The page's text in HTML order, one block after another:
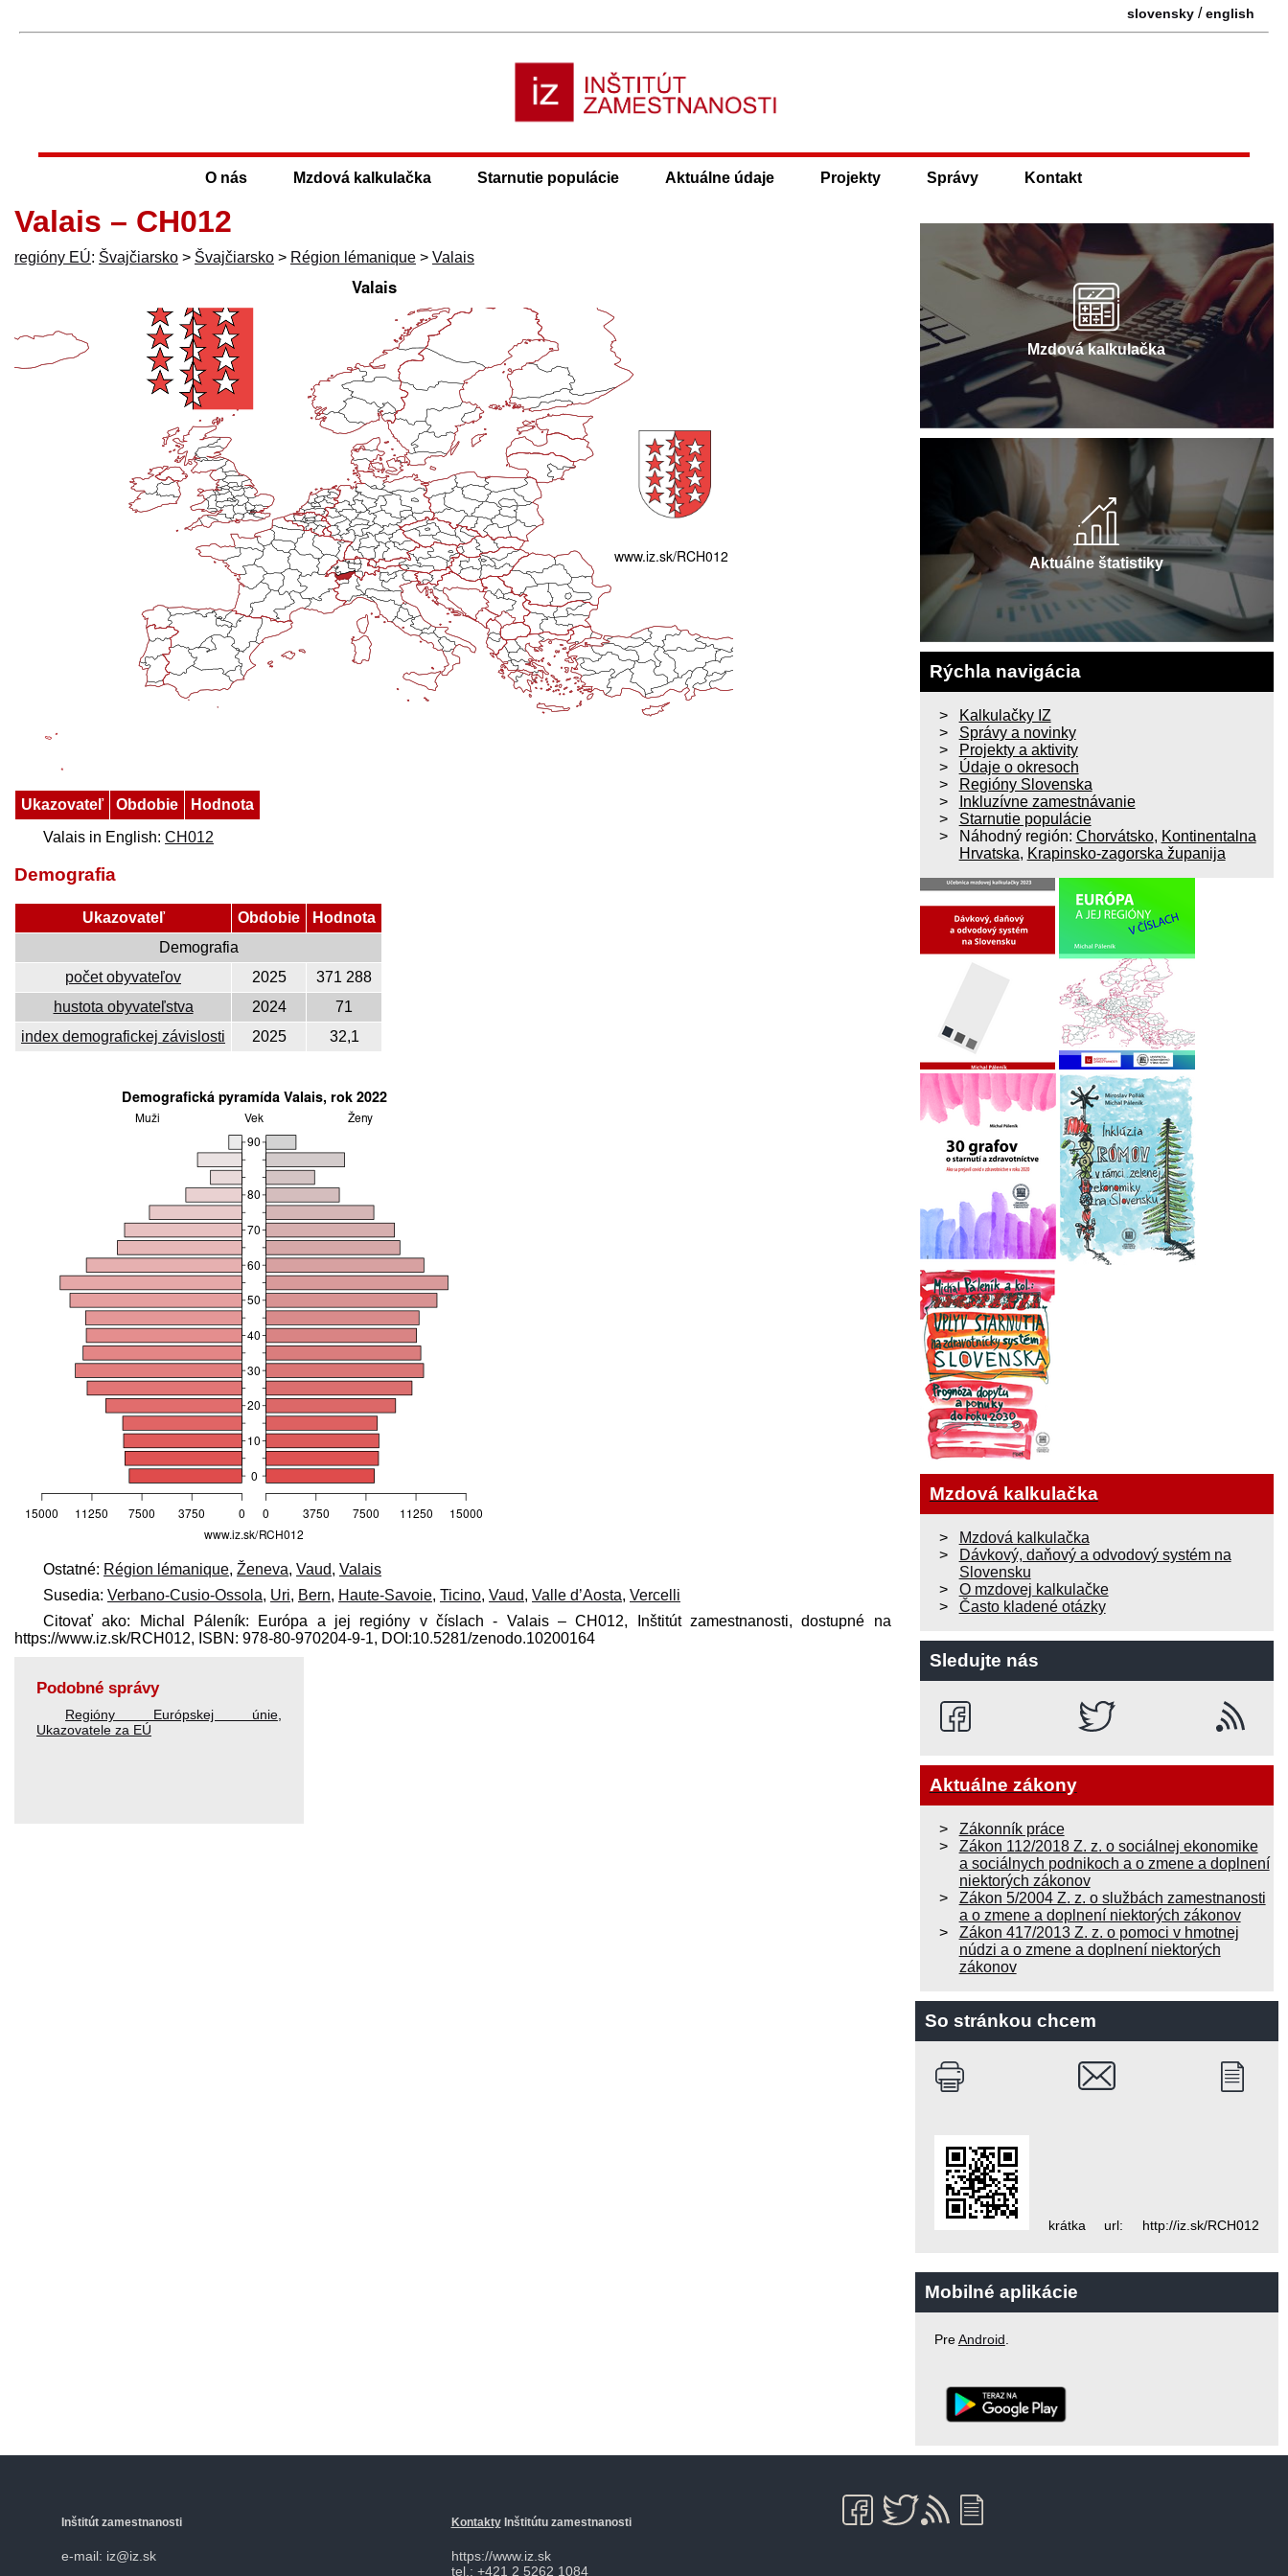
slovensky /english
O nás Mzdová kalkulačka Starnutie populácie Aktuálne údaje Projekty Správy Kontakt
Valais – CH012
regióny EÚ: Švajčiarsko > Švajčiarsko > Région lémanique > Valais
Ukazovateľ Obdobie
Hodnota
Valais in English: CH012
Demografia
Ukazovateľ Obdobie
Hodnota
Demografia
počet obyvateľov
2025
371 288
hustota obyvateľstva
2024
71
index demografickej závislosti
2025 32,1
Ostatné: Région lémanique, Ženeva, Vaud, Valais
Susedia: Verbano-Cusio-Ossola, Uri, Bern, Haute-Savoie, Ticino, Vaud, Valle d’Aosta, Vercelli
Citovať ako: Michal Páleník: Európa a jej regióny v číslach - Valais – CH012, Inštitút zamestnanosti, dostupné na
https://www.iz.sk/​RCH012, ISBN: 978-80-970204-9-1, DOI:10.5281/zenodo.10200164
Podobné správy
Regióny Európskej únie,
Ukazovatele za EÚ
Mzdová kalkulačka
Aktuálne štatistiky
Rýchla navigácia
Kalkulačky IZ
Správy a novinky
Projekty a aktivity
Údaje o okresoch
Regióny Slovenska
Inkluzívne zamestnávanie
Starnutie populácie
Náhodný región: Chorvátsko, Kontinentalna
Hrvatska, Krapinsko-zagorska županija
Mzdová kalkulačka
Mzdová kalkulačka
Dávkový, daňový a odvodový systém na
Slovensku
O mzdovej kalkulačke
Často kladené otázky
Sledujte nás
Aktuálne zákony
Zákonník práce
Zákon 112/2018 Z. z. o sociálnej ekonomike
a sociálnych podnikoch a o zmene a doplnení
niektorých zákonov
Zákon 5/2004 Z. z. o službách zamestnanosti
a o zmene a doplnení niektorých zákonov
Zákon 417/2013 Z. z. o pomoci v hmotnej
núdzi a o zmene a doplnení niektorých
zákonov
So stránkou chcem
krátka url: http://iz.sk/RCH012
Mobilné aplikácie
PreAndroid
Inštitút zamestnanosti
e-mail: iz@iz.sk
KontaktyInštitútu zamestnanosti
https://www.iz.sk
tel.: +421 2 5262 1084